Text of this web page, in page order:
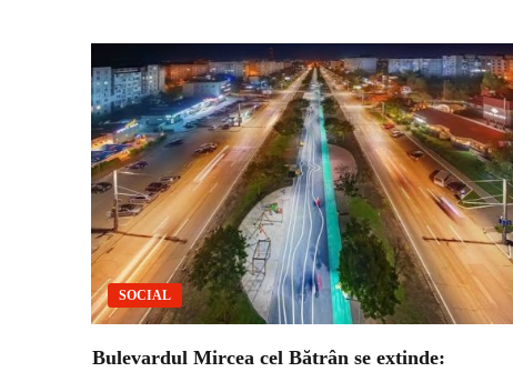
SOCIAL
Bulevardul Mircea cel Bătrân se extinde: